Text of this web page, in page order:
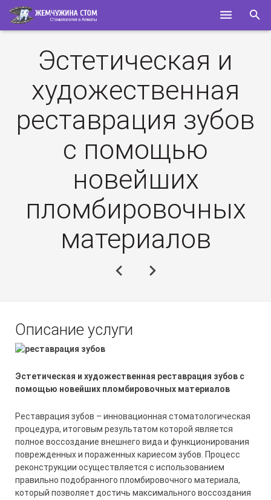
УСЛУГИ
СПЕЦИАЛИСТЫ
Эстетическая и
художественная
реставрация зубов
с помощью
новейших
пломбировочных
материалов
Описание услуги
Эстетическая и художественная реставрация зубов с
помощью новейших пломбировочных материалов
Реставрация зубов – инновационная стоматологическая
процедура, итоговым результатом которой является
полное воссоздание внешнего вида и функционирования
поврежденных и пораженных кариесом зубов. Процесс
реконструкции осуществляется с использованием
правильно подобранного пломбировочного материала,
который позволяет достичь максимального воссоздания